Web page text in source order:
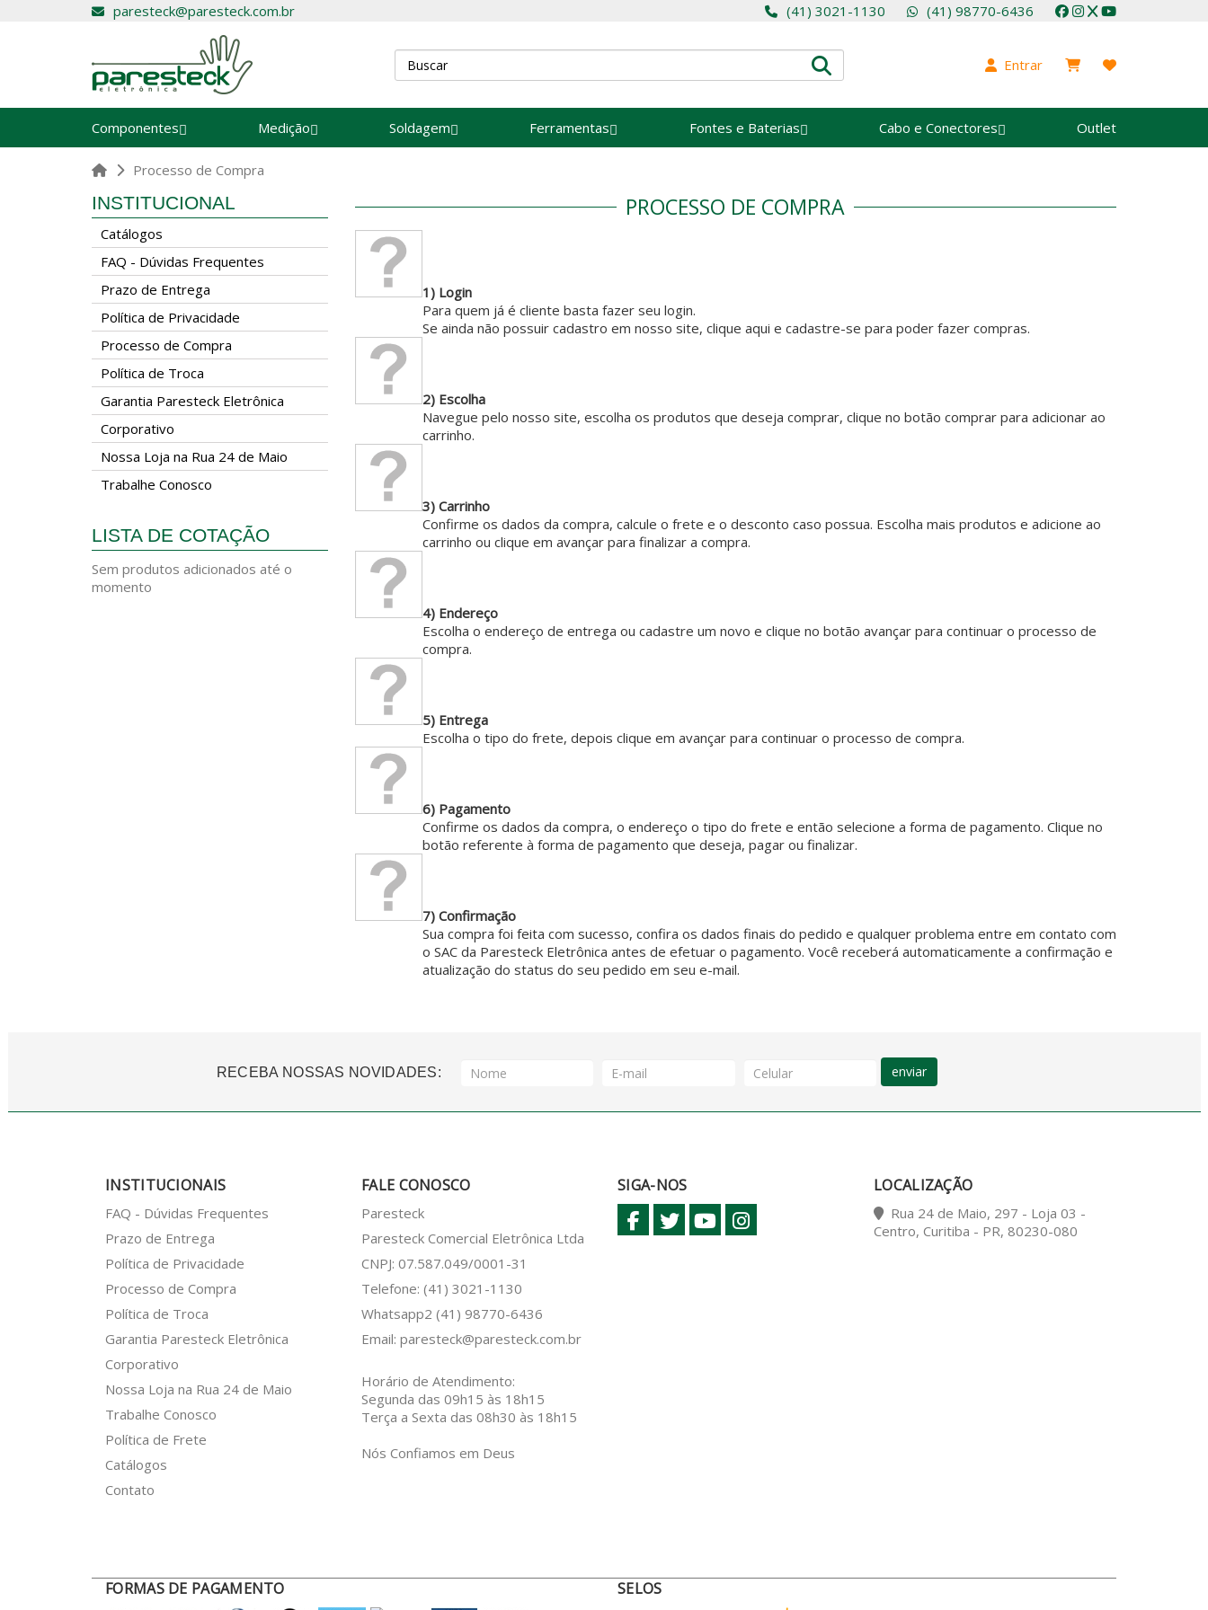
paresteck@paresteck.com.br (41) 3021-1130 (41) 98770-6436
Entrar
Componentes Medição Soldagem Ferramentas Fontes e Baterias Cabo e Conectores Outlet
Processo de Compra
INSTITUCIONAL
Catálogos
FAQ - Dúvidas Frequentes
Prazo de Entrega
Política de Privacidade
Processo de Compra
Política de Troca
Garantia Paresteck Eletrônica
Corporativo
Nossa Loja na Rua 24 de Maio
Trabalhe Conosco
LISTA DE COTAÇÃO
Sem produtos adicionados até o
momento
PROCESSO DE COMPRA
1) Login
Para quem já é cliente basta fazer seu login.
Se ainda não possuir cadastro em nosso site, clique aqui e cadastre-se para poder fazer compras.
2) Escolha
Navegue pelo nosso site, escolha os produtos que deseja comprar, clique no botão comprar para adicionar ao
carrinho.
3) Carrinho
Confirme os dados da compra, calcule o frete e o desconto caso possua. Escolha mais produtos e adicione ao
carrinho ou clique em avançar para finalizar a compra.
4) Endereço
Escolha o endereço de entrega ou cadastre um novo e clique no botão avançar para continuar o processo de
compra.
5) Entrega
Escolha o tipo do frete, depois clique em avançar para continuar o processo de compra.
6) Pagamento
Confirme os dados da compra, o endereço o tipo do frete e então selecione a forma de pagamento. Clique no
botão referente à forma de pagamento que deseja, pagar ou finalizar.
7) Confirmação
Sua compra foi feita com sucesso, confira os dados finais do pedido e qualquer problema entre em contato com
o SAC da Paresteck Eletrônica antes de efetuar o pagamento. Você receberá automaticamente a confirmação e
atualização do status do seu pedido em seu e-mail.
RECEBA NOSSAS NOVIDADES: enviar
INSTITUCIONAIS
FAQ - Dúvidas Frequentes
Prazo de Entrega
Política de Privacidade
Processo de Compra
Política de Troca
Garantia Paresteck Eletrônica
Corporativo
Nossa Loja na Rua 24 de Maio
Trabalhe Conosco
Política de Frete
Catálogos
Contato
FALE CONOSCO
Paresteck
Paresteck Comercial Eletrônica Ltda
CNPJ: 07.587.049/0001-31
Telefone: (41) 3021-1130
Whatsapp2 (41) 98770-6436
Email: paresteck@paresteck.com.br
Horário de Atendimento:
Segunda das 09h15 às 18h15
Terça a Sexta das 08h30 às 18h15
Nós Confiamos em Deus
SIGA-NOS LOCALIZAÇÃO
Rua 24 de Maio, 297 - Loja 03 -
Centro, Curitiba - PR, 80230-080
FORMAS DE PAGAMENTO SELOS